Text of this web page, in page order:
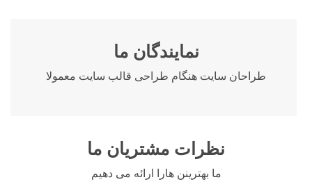
نمایندگان ما
طراحان سایت هنگام طراحی قالب سایت معمولا
نظرات مشتریان ما
ما بهترینن هارا ارائه می دهیم